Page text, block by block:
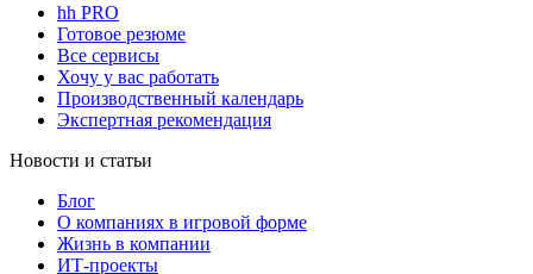
hh PRO
Готовое резюме
Все сервисы
Хочу у вас работать
Производственный календарь
Экспертная рекомендация
Новости и статьи
Блог
О компаниях в игровой форме
Жизнь в компании
ИТ-проекты